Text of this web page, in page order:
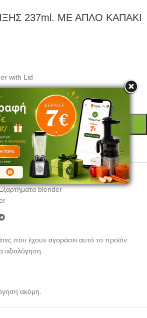
237ml. ΜΕ ΑΠΛΟ ΚΑΠΑΚΙ
with Lid
ΣΤΟ ΚΑΛΆΘΙ
blender
ακόμη.
που έχουν αγοράσει αυτό το προϊόν